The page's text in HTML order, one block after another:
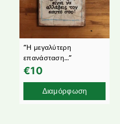
“Η μεγαλύτερη
επανάσταση…”
€10
Διαμόρφωση